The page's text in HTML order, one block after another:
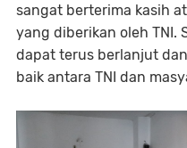
sangat berterima kasih
yang diberikan oleh TNI.
dapat terus berlanjut
baik antara TNI dan